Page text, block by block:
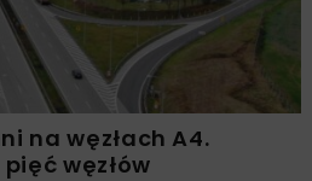
na węzłach A4.
węzłów